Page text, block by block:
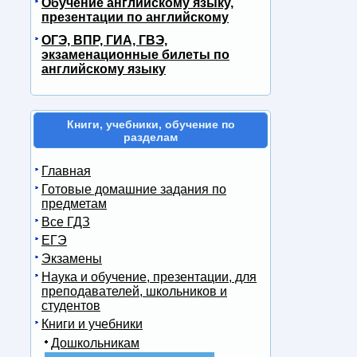
Обучение английскому языку,
презентации по английскому
ОГЭ, ВПР, ГИА, ГВЭ,
экзаменационные билеты по
английскому языку
Книги, учебники, обучение по
разделам
Главная
Готовые домашние задания по
предметам
Все ГДЗ
ЕГЭ
Экзамены
Наука и обучение, презентации, для
преподавателей, школьников и
студентов
Книги и учебники
Дошкольникам